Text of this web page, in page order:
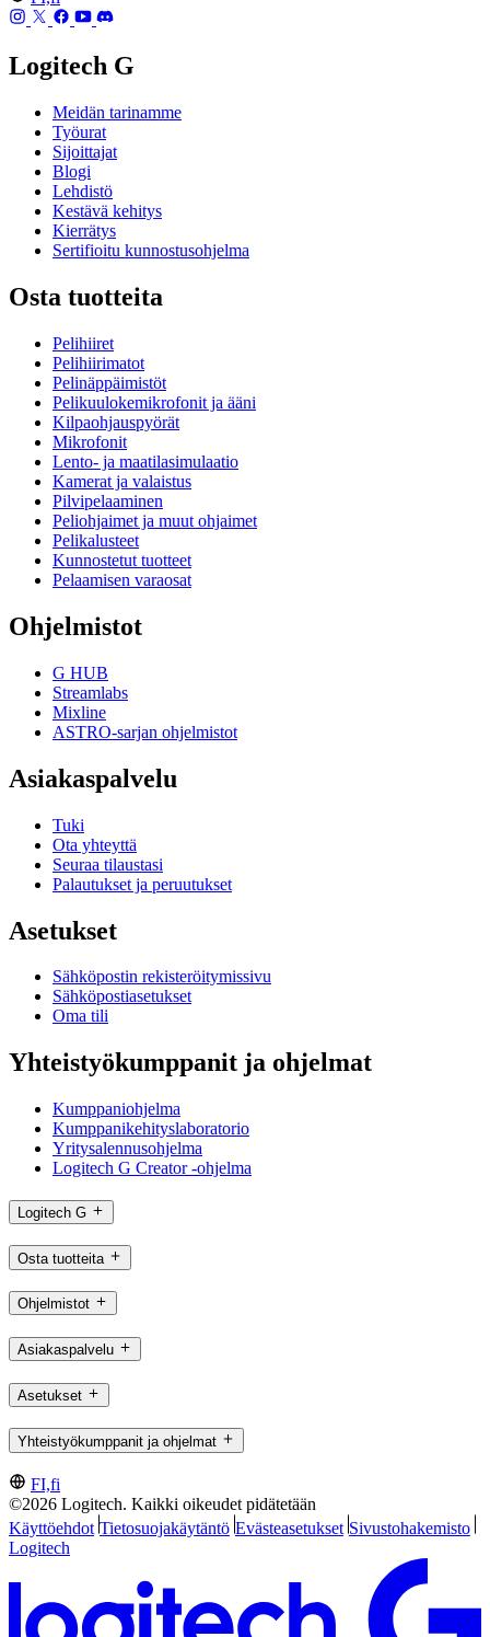
Logitech G
Meidän tarinamme
Työurat
Sijoittajat
Blogi
Lehdistö
Kestävä kehitys
Kierrätys
Sertifioitu kunnostusohjelma
Osta tuotteita
Pelihiiret
Pelihiirimatot
Pelinäppäimistöt
Pelikuulokemikrofonit ja ääni
Kilpaohjauspyörät
Mikrofonit
Lento- ja maatilasimulaatio
Kamerat ja valaistus
Pilvipelaaminen
Peliohjaimet ja muut ohjaimet
Pelikalusteet
Kunnostetut tuotteet
Pelaamisen varaosat
Ohjelmistot
G HUB
Streamlabs
Mixline
ASTRO-sarjan ohjelmistot
Asiakaspalvelu
Tuki
Ota yhteyttä
Seuraa tilaustasi
Palautukset ja peruutukset
Asetukset
Sähköpostin rekisteröitymissivu
Sähköpostiasetukset
Oma tili
Yhteistyökumppanit ja ohjelmat
Kumppaniohjelma
Kumppanikehityslaboratorio
Yritysalennusohjelma
Logitech G Creator -ohjelma
Logitech G
Osta tuotteita
Ohjelmistot
Asiakaspalvelu
Asetukset
Yhteistyökumppanit ja ohjelmat
FI,fi
©2026 Logitech. Kaikki oikeudet pidätetään
Käyttöehdot Tietosuojakäytäntö Evästeasetukset Sivustohakemisto
Logitech